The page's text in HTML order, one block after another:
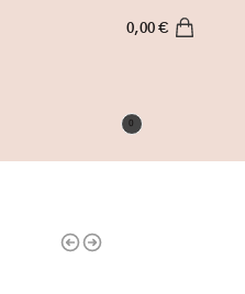
0,00 €
0